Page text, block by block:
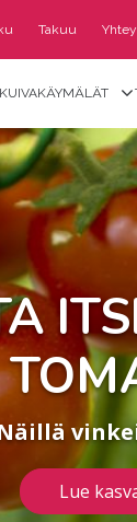
Takuu
KUIVAKÄYMÄLÄT
Lue